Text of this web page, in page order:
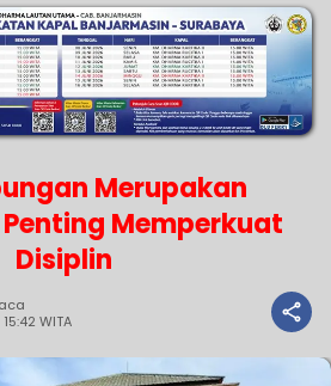
Merupakan
Memperkuat
Disiplin
WITA